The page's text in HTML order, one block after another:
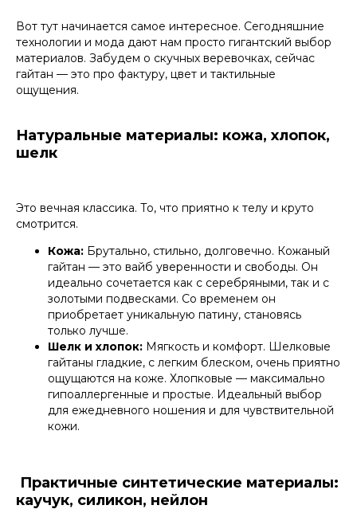
Вот тут начинается самое интересное. Сегодняшние
технологии и мода дают нам просто гигантский выбор
материалов. Забудем о скучных веревочках, сейчас
гайтан — это про фактуру, цвет и тактильные
ощущения.
Натуральные материалы: кожа, хлопок,
шелк
Это вечная классика. То, что приятно к телу и круто
смотрится.
Кожа: Брутально, стильно, долговечно. Кожаный
гайтан — это вайб уверенности и свободы. Он
идеально сочетается как с серебряными, так и с
золотыми подвесками. Со временем он
приобретает уникальную патину, становясь
только лучше.
Шелк и хлопок: Мягкость и комфорт. Шелковые
гайтаны гладкие, с легким блеском, очень приятно
ощущаются на коже. Хлопковые — максимально
гипоаллергенные и простые. Идеальный выбор
для ежедневного ношения и для чувствительной
кожи.
Практичные синтетические материалы:
каучук, силикон, нейлон